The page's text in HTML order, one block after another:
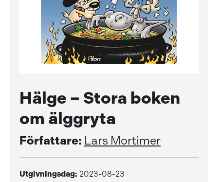
Hälge – Stora boken
om älggryta
Författare: Lars Mortimer
Utgivningsdag: 2023-08-23